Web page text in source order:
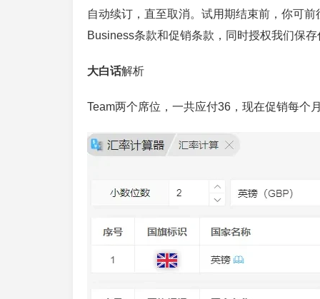
自动续订，直至取消。试用期结束前，你可
Business条款和促销条款，同时授权我们保
大白话解析
Team两个席位，一共应付36，现在促销每个